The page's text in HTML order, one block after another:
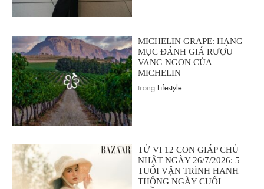
MICHELIN GRAPE: HẠNG
MỤC ĐÁNH GIÁ RƯỢU
VANG NGON CỦA
MICHELIN
trong Lifestyle
TỬ VI 12 CON GIÁP CHỦ
NHẬT NGÀY 26/7/2026: 5
TUỔI VẬN TRÌNH HANH
THÔNG NGÀY CUỐI